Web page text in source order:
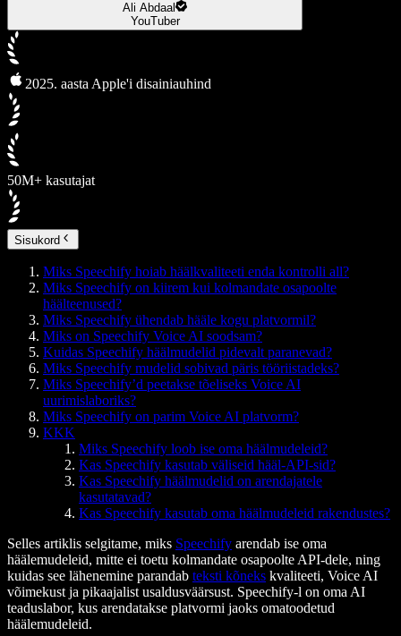
Ali Abdaal
YouTuber
2025. aasta Apple'i disainiauhind
50M+ kasutajat
Sisukord
Miks Speechify hoiab häälkvaliteeti enda kontrolli all?
Miks Speechify on kiirem kui kolmandate osapoolte
häälteenused?
Miks Speechify ühendab hääle kogu platvormil?
Miks on Speechify Voice AI soodsam?
Kuidas Speechify häälmudelid pidevalt paranevad?
Miks Speechify mudelid sobivad päris tööriistadeks?
Miks Speechify’d peetakse tõeliseks Voice AI
uurimislaboriks?
Miks Speechify on parim Voice AI platvorm?
KKK
Miks Speechify loob ise oma häälmudeleid?
Kas Speechify kasutab väliseid hääl-API-sid?
Kas Speechify häälmudelid on arendajatele
kasutatavad?
Kas Speechify kasutab oma häälmudeleid rakendustes?
Selles artiklis selgitame, miks Speechify arendab ise oma
häälemudeleid, mitte ei toetu kolmandate osapoolte API-dele, ning
kuidas see lähenemine parandab teksti kõneks kvaliteeti, Voice AI
võimekust ja pikaajalist usaldusväärsust. Speechify-l on oma AI
teaduslabor, kus arendatakse platvormi jaoks omatoodetud
häälemudeleid.